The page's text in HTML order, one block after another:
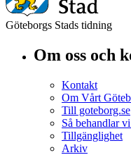
Göteborgs Stads tidning
Om oss och
Kontakt
Om Vårt
Till goteborg.se
Så behandlar
Tillgänglighet
Arkiv